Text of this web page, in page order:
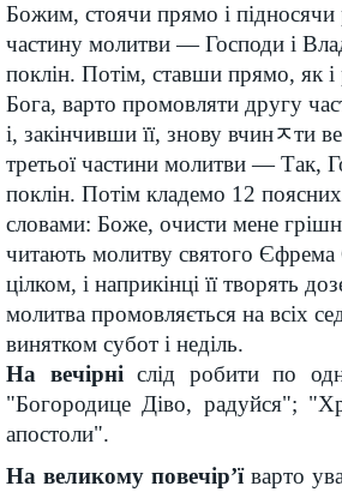
Божим, стоячи прямо і
частину молитви — Господи і
поклін. Потім, ставши прямо, як
Бога, варто промовляти другу
і, закінчивши її, знову вчинﾸти
третьої частини молитви — Так,
поклін. Потім кладемо 12
словами: Боже, очисти мене
читають молитву святого
цілком, і наприкінці її творять
молитва промовляється на всіх
винятком субот і неділь.
На вечірні слід робити по
"Богородице Діво, радуйся";
апостоли".
На великому повечір’їварто